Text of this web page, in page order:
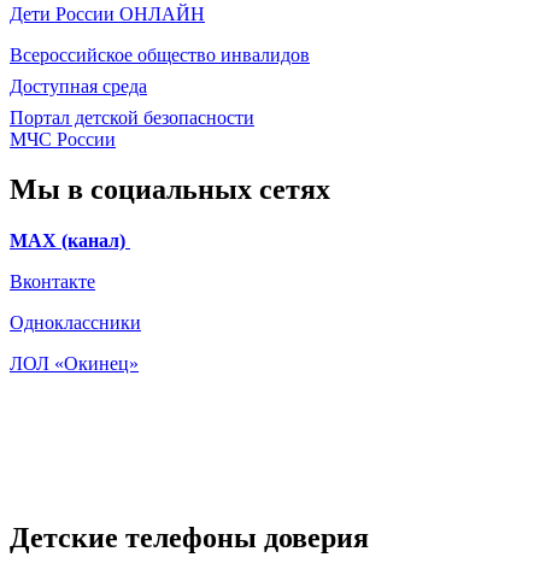
Дети России ОНЛАЙН
Всероссийское общество инвалидов
Доступная среда
Портал детской безопасности
МЧС России
Мы в социальных сетях
МАХ (канал)
Вконтакте
Одноклассники
ЛОЛ «Окинец»
Детские телефоны доверия